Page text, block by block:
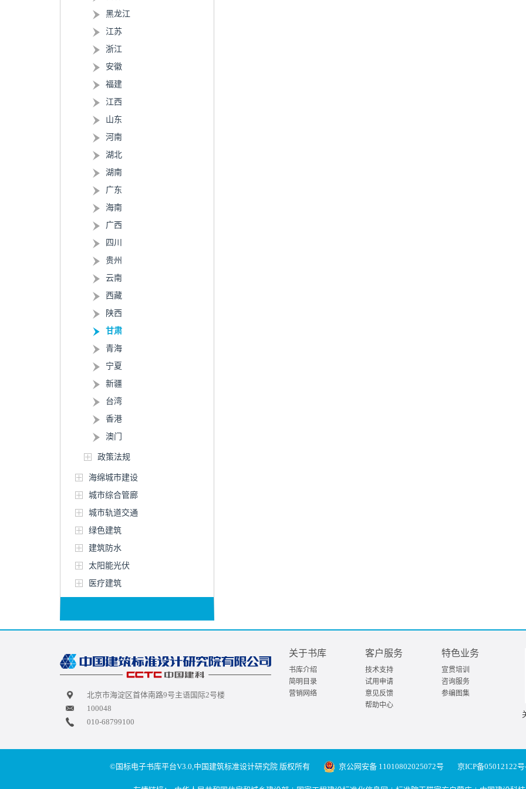
黑龙江
江苏
浙江
安徽
福建
江西
山东
河南
湖北
湖南
广东
海南
广西
四川
贵州
云南
西藏
陕西
甘肃
青海
宁夏
新疆
台湾
香港
澳门
政策法规
海绵城市建设
城市综合管廊
城市轨道交通
绿色建筑
建筑防水
太阳能光伏
医疗建筑
北京市海淀区首体南路9号主语国际2号楼
100048
010-68799100
关于书库
书库介绍
简明目录
营销网络
客户服务
技术支持
试用申请
意见反馈
帮助中心
特色业务
宣贯培训
咨询服务
参编图集
©国标电子书库平台V3.0,中国建筑标准设计研究院 版权所有 京公网安备 11010802025072号 京ICP备05012122号